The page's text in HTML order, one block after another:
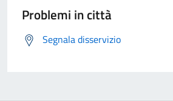
Problemi in città
Segnala disservizio